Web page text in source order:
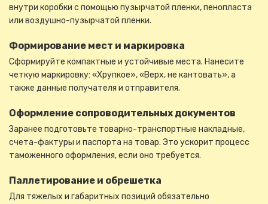
внутри коробки с помощью пузырчатой пленки, пенопласта
или воздушно-пузырчатой пленки.
Формирование мест и маркировка
Сформируйте компактные и устойчивые места. Нанесите
четкую маркировку: «Хрупкое», «Верх, не кантовать», а
также данные получателя и отправителя.
Оформление сопроводительных документов
Заранее подготовьте товарно-транспортные накладные,
счета-фактуры и паспорта на товар. Это ускорит процесс
таможенного оформления, если оно требуется.
Паллетирование и обрешетка
Для тяжелых и габаритных позиций обязательно